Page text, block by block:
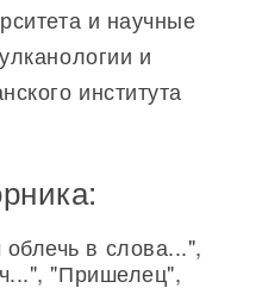
и научные
и
института
в слова...",
"Пришелец",